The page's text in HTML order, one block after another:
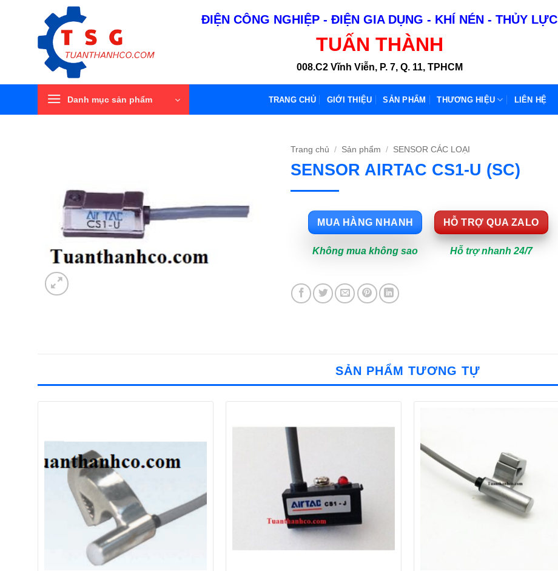
ĐIỆN CÔNG NGHIỆP - ĐIỆN GIA DỤNG - KHÍ NÉN - THỦY LỰC
TUẤN THÀNH
008.C2 Vĩnh Viễn, P. 7, Q. 11, TPHCM
Danh mục sản phẩm TRANG CHỦ GIỚI THIỆU SẢN PHẨM THƯƠNG HIỆU LIÊN HỆ
Trang chủ / Sản phẩm / SENSOR CÁC LOẠI
SENSOR AIRTAC CS1-U (SC)
MUA HÀNG NHANH
Không mua không sao
HỖ TRỢ QUA ZALO
Hỗ trợ nhanh 24/7
SẢN PHẨM TƯƠNG TỰ